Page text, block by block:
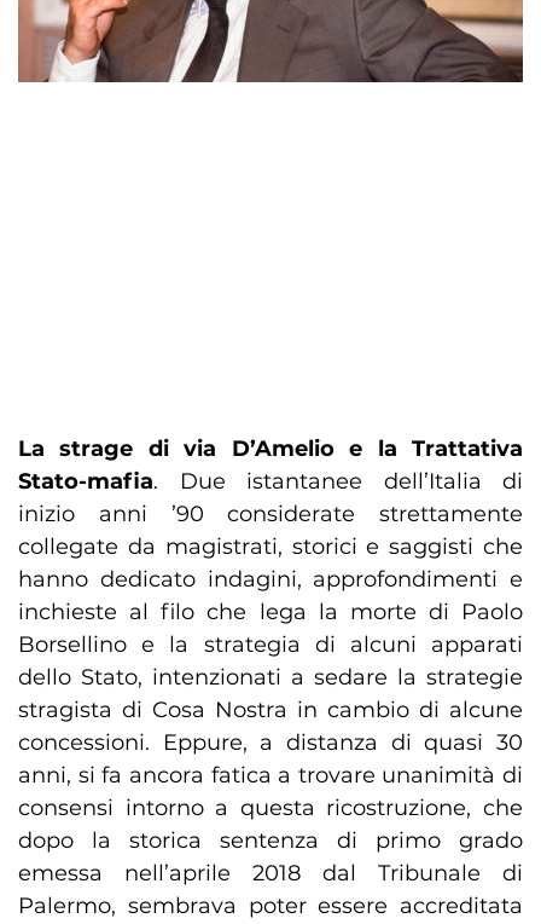
La strage di via D’Amelio e la Trattativa
Stato-mafia. Due istantanee dell’Italia di
inizio anni ’90 considerate strettamente
collegate da magistrati, storici e saggisti che
hanno dedicato indagini, approfondimenti e
inchieste al filo che lega la morte di Paolo
Borsellino e la strategia di alcuni apparati
dello Stato, intenzionati a sedare la strategie
stragista di Cosa Nostra in cambio di alcune
concessioni. Eppure, a distanza di quasi 30
anni, si fa ancora fatica a trovare unanimità di
consensi intorno a questa ricostruzione, che
dopo la storica sentenza di primo grado
emessa nell’aprile 2018 dal Tribunale di
Palermo, sembrava poter essere accreditata